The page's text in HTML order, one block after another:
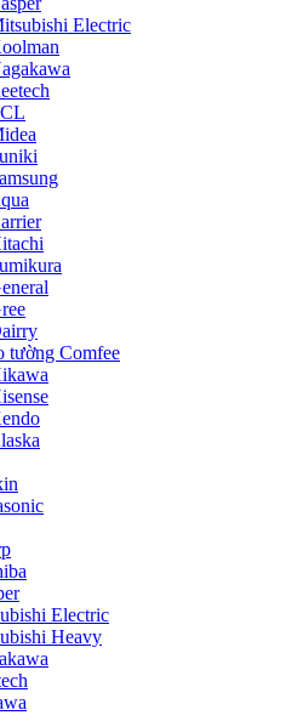
Electric
tường Comfee
Electric
Heavy